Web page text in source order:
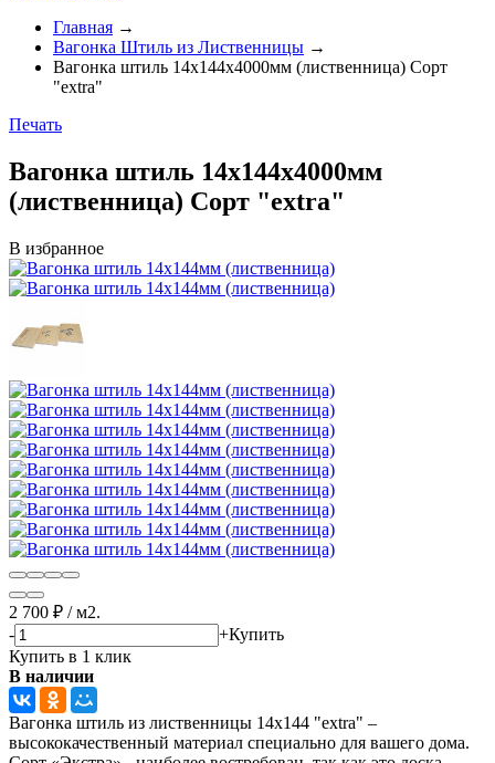
Главная →
Вагонка Штиль из Лиственницы →
Вагонка штиль 14х144х4000мм (лиственница) Cорт
"extra"
Печать
Вагонка штиль 14х144х4000мм
(лиственница) Cорт "extra"
В избранное
2 700 ₽ /м2.
-
+Купить
Купить в 1 клик
В наличии
​Вагонка штиль из лиственницы 14х144 "extra" –
высококачественный материал специально для вашего дома.